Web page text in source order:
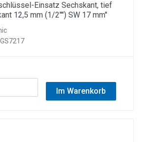
Einsatz Sechskant, tief
12,5 mm (1/2"") SW 17 mm"
Im Warenkorb